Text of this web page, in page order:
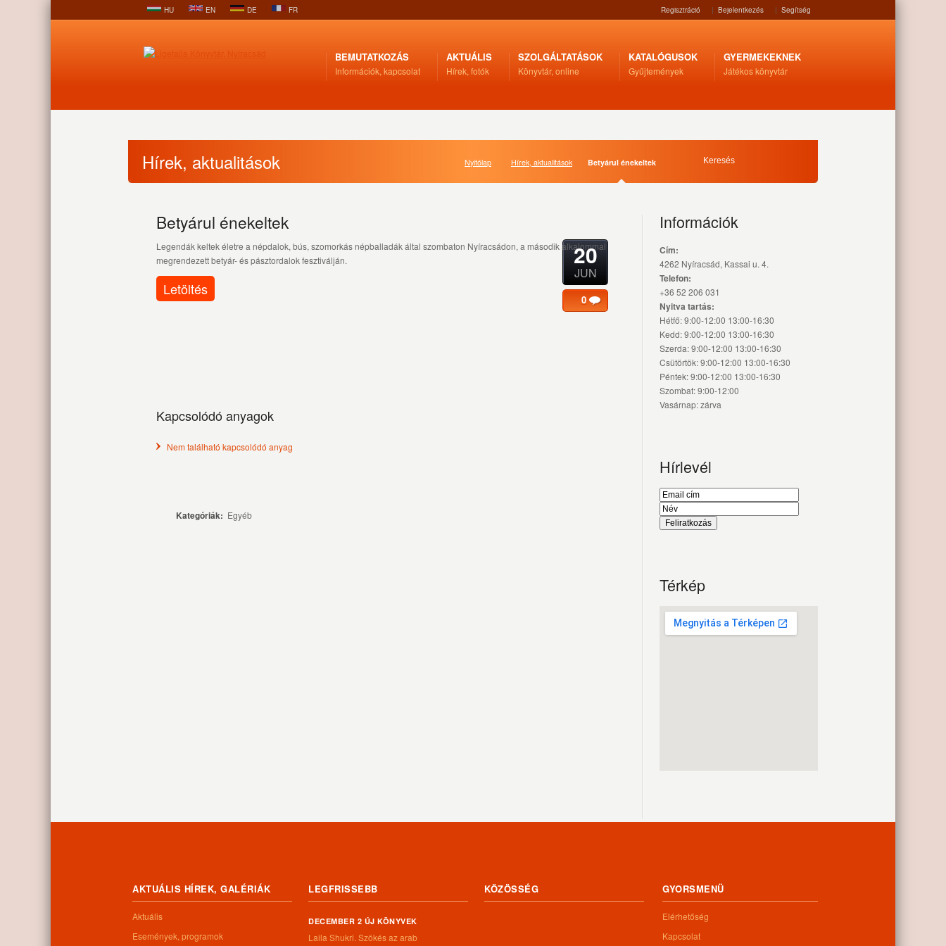
HU EN DE FR Regisztráció | Bejelentkezés | Segítség
BEMUTATKOZÁS
Információk, kapcsolat
AKTUÁLIS
Hírek, fotók
SZOLGÁLTATÁSOK
Könyvtár, online
KATALÓGUSOK
Gyűjtemények
GYERMEKEKNEK
Játékos könyvtár
Hírek, aktualitások Nyitólap Hírek, aktualitások Betyárul énekeltek
Betyárul énekeltek
Legendák keltek életre a népdalok, bús, szomorkás népballadák által szombaton Nyíracsádon, a második alkalommal
megrendezett betyár- és pásztordalok fesztiválján.
Letöltés
20
JUN
0
Kapcsolódó anyagok
Nem található kapcsolódó anyag
Kategóriák: Egyéb
Információk
Cím:
4262 Nyíracsád, Kassai u. 4.
Telefon:
+36 52 206 031
Nyitva tartás:
Hétfő: 9:00-12:00 13:00-16:30
Kedd: 9:00-12:00 13:00-16:30
Szerda: 9:00-12:00 13:00-16:30
Csütörtök: 9:00-12:00 13:00-16:30
Péntek: 9:00-12:00 13:00-16:30
Szombat: 9:00-12:00
Vasárnap: zárva
Hírlevél
Térkép
AKTUÁLIS HÍREK, GALÉRIÁK
Aktuális
Események, programok
LEGFRISSEBB
DECEMBER 2 ÚJ KÖNYVEK
Laila Shukri. Szökés ​az arab
KÖZÖSSÉG GYORSMENÜ
Elérhetőség
Kapcsolat